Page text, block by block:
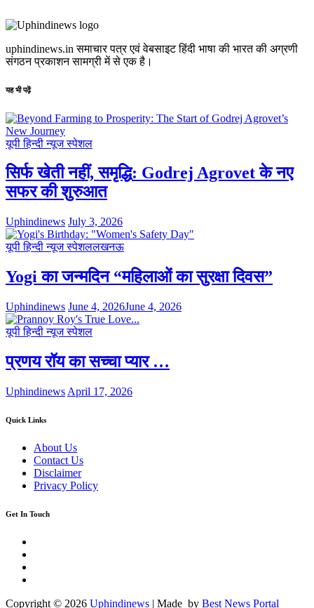
uphindinews.in समाचार पत्र एवं वेबसाइट हिंदी भाषा की भारत की अग्रणी
संगठन प्रकाशन सामग्री में से एक है।
यह भी पढ़ें
यूपी हिन्दी न्यूज स्पेशल
सिर्फ खेती नहीं, समृद्धि: Godrej Agrovet के नए
सफर की शुरुआत
Uphindinews July 3, 2026
यूपी हिन्दी न्यूज स्पेशललखनऊ
Yogi का जन्मदिन “महिलाओं का सुरक्षा दिवस”
Uphindinews June 4, 2026June 4, 2026
यूपी हिन्दी न्यूज स्पेशल
प्रणय रॉय का सच्चा प्यार …
Uphindinews April 17, 2026
Quick Links
About Us
Contact Us
Disclaimer
Privacy Policy
Get In Touch
Copyright © 2026 Uphindinews | Made by Best News Portal